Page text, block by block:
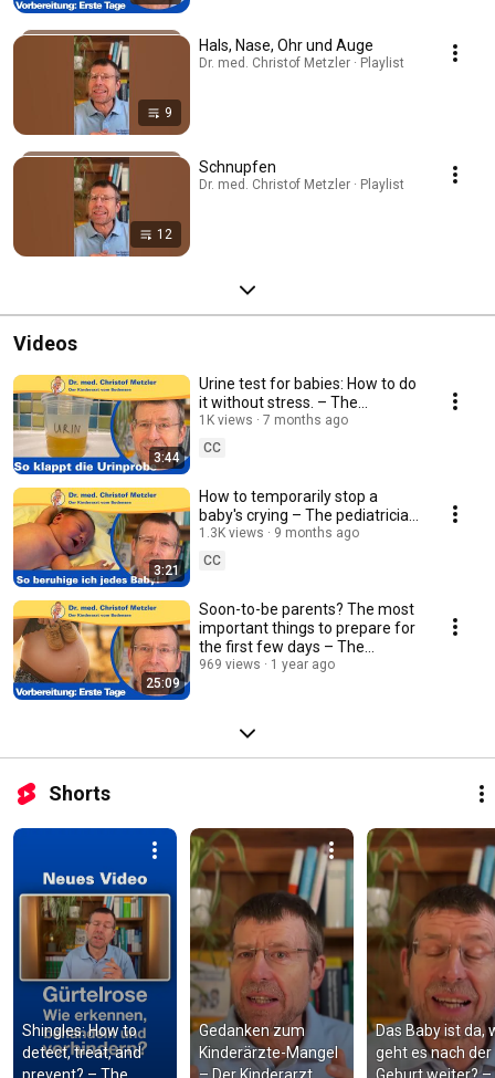
9
Hals, Nase, Ohr und Auge
Dr. med. Christof Metzler · Playlist
12
Schnupfen
Dr. med. Christof Metzler · Playlist
Videos
3:44
Urine test for babies: How to do
it without stress. – The
pediatrician from Lake
Constance
1K views
7 months ago
CC
3:21
How to temporarily stop a
baby's crying – The pediatrician
from Lake Constance
1.3K views
9 months ago
CC
25:09
Soon-to-be parents? The most
important things to prepare for
the first few days – The
pediatricia...
969 views 1 year ago
Shorts
Shingles: How to
detect, treat, and
Gedanken zum
Kinderärzte-Mangel
Das Baby ist da,
geht es nach der